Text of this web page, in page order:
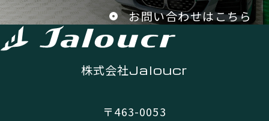
お問い合わせはこちら
株式会社Jaloucr
〒463-0053